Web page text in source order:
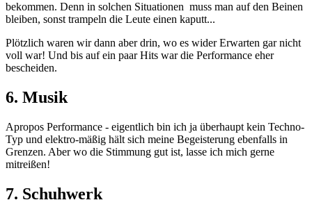
bekommen. Denn in solchen Situationen muss man auf den Beinen
bleiben, sonst trampeln die Leute einen kaputt...
Plötzlich waren wir dann aber drin, wo es wider Erwarten gar nicht
voll war! Und bis auf ein paar Hits war die Performance eher
bescheiden.
6. Musik
Apropos Performance - eigentlich bin ich ja überhaupt kein Techno-
Typ und elektro-mäßig hält sich meine Begeisterung ebenfalls in
Grenzen. Aber wo die Stimmung gut ist, lasse ich mich gerne
mitreißen!
7. Schuhwerk